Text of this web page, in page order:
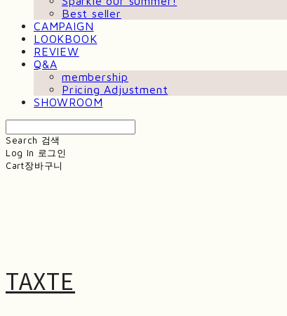
Best seller
CAMPAIGN
LOOKBOOK
REVIEW
Q&A
membership
Pricing Adjustment
SHOWROOM
Search 검색
Log In 로그인
Cart장바구니
TAXTE